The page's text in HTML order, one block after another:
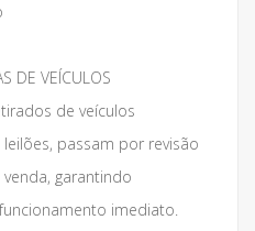
DE VEÍCULOS
de veículos
passam por revisão
garantindo
imediato.